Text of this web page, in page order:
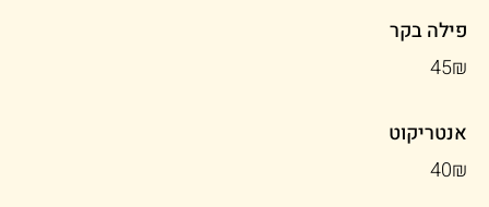
פילה בקר
‏45 ‏₪
אנטריקוט
‏40 ‏₪